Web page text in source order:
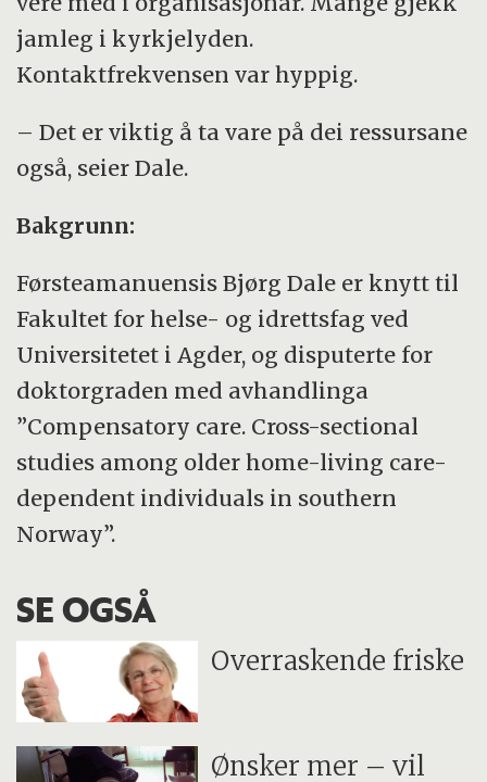
jamleg i kyrkjelyden.
Kontaktfrekvensen var hyppig.
– Det er viktig å ta vare på dei ressursane
også, seier Dale.
Bakgrunn:
Førsteamanuensis Bjørg Dale er knytt til
Fakultet for helse- og idrettsfag ved
Universitetet i Agder, og disputerte for
doktorgraden med avhandlinga
”Compensatory care. Cross-sectional
studies among older home-living care-
dependent individuals in southern
Norway”.
SE OGSÅ
Overraskende friske
Ønsker mer – vil